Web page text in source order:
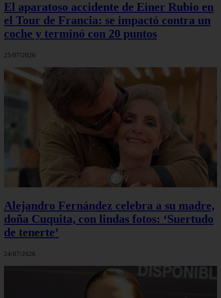
El aparatoso accidente de Einer Rubio en
el Tour de Francia: se impactó contra un
coche y terminó con 20 puntos
25/07/2026
Alejandro Fernández celebra a su madre,
doña Cuquita, con lindas fotos: ‘Suertudo
de tenerte’
24/07/2026